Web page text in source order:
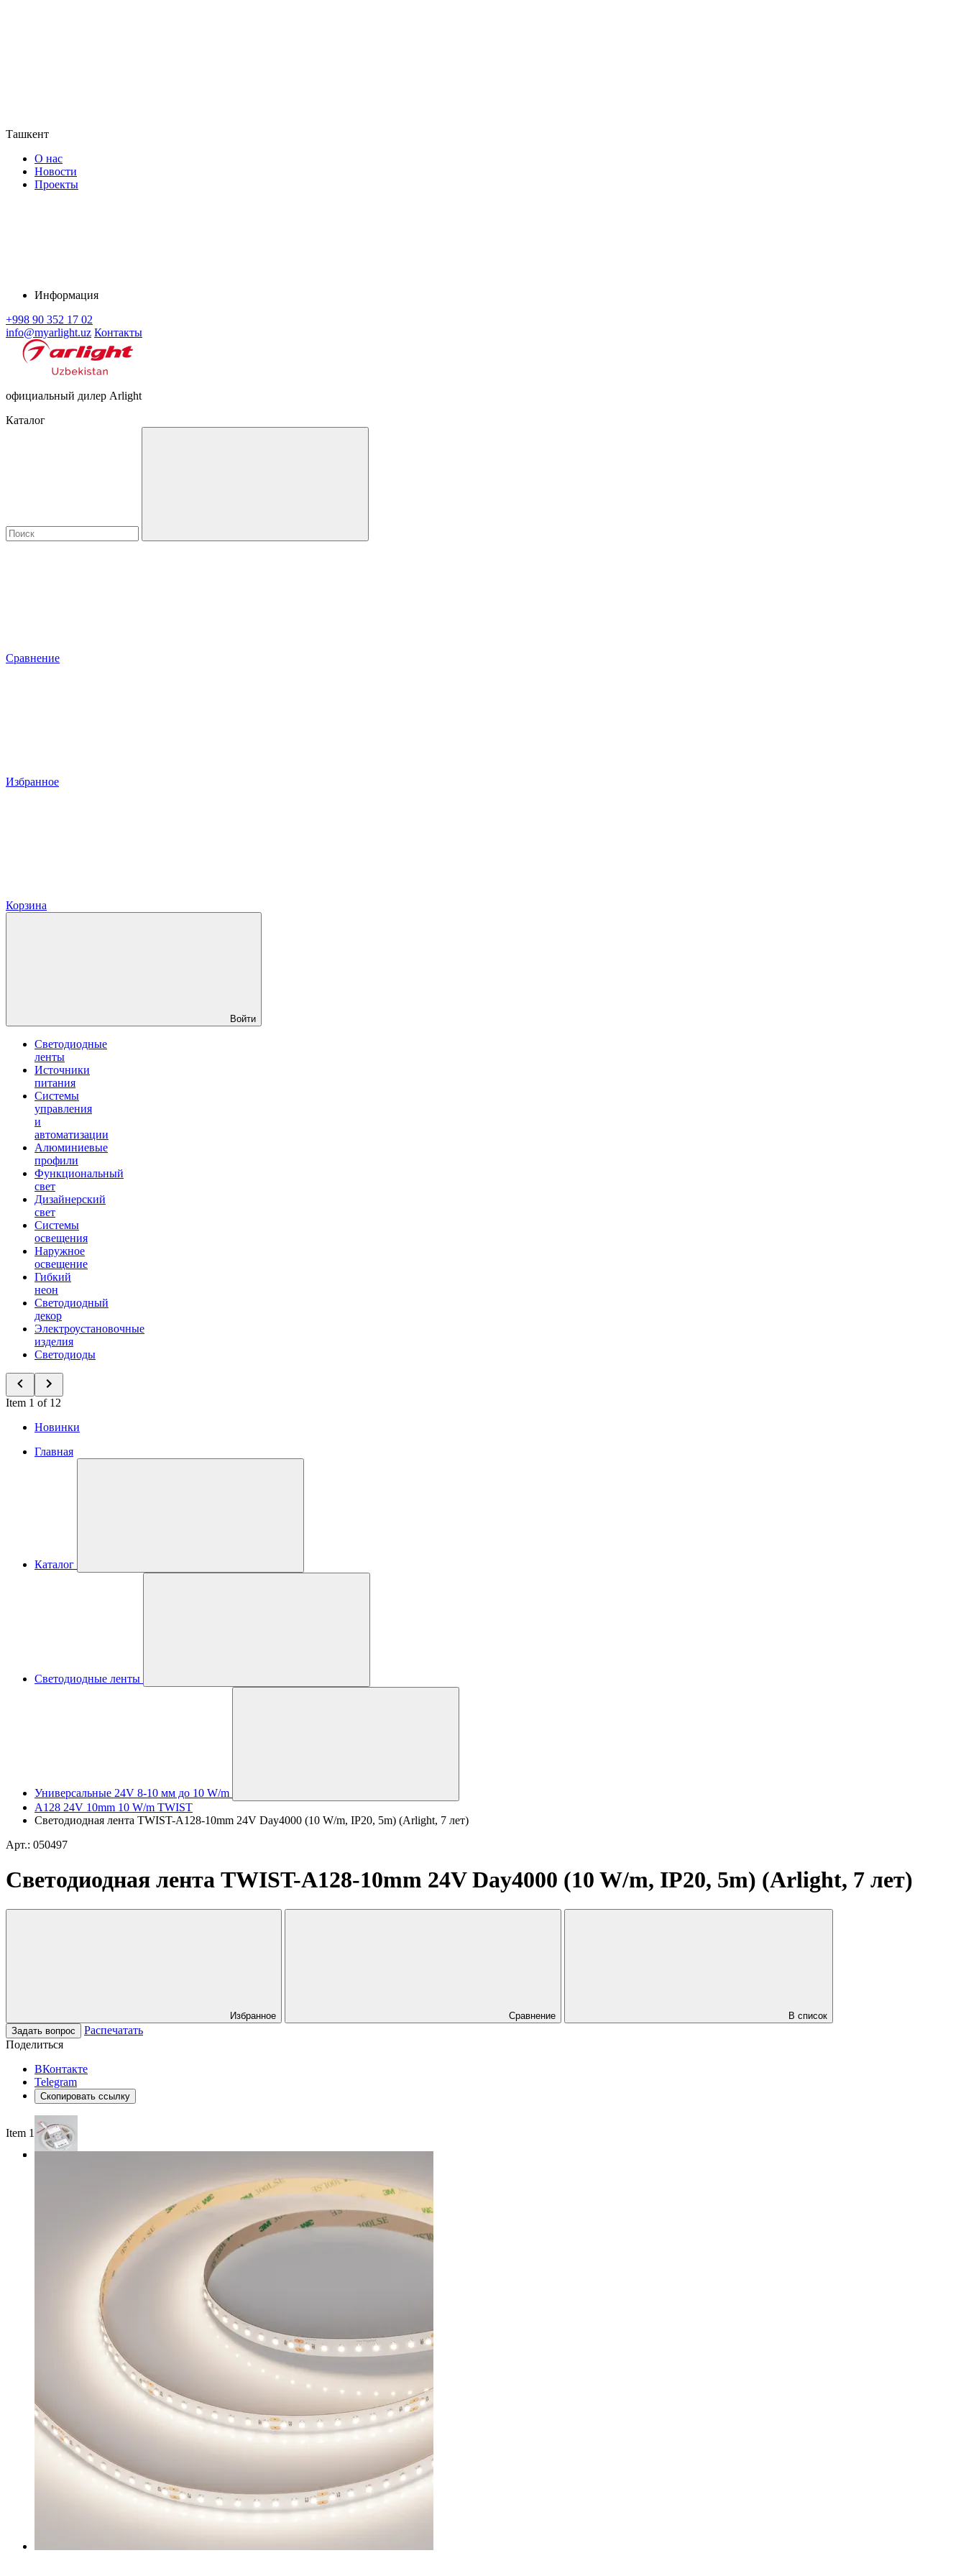
Ташкент
О нас
Новости
Проекты
Информация
+998 90 352 17 02
info@myarlight.uz Контакты
официальный дилер Arlight
Каталог
Сравнение
Избранное
Корзина
Войти
Светодиодные
ленты
Источники
питания
Системы
управления
и
автоматизации
Алюминиевые
профили
Функциональный
свет
Дизайнерский
свет
Системы
освещения
Наружное
освещение
Гибкий
неон
Светодиодный
декор
Электроустановочные
изделия
Светодиоды
Item 1 of 12
Новинки
Главная
Каталог
Светодиодные ленты
Универсальные 24V 8-10 мм до 10 W/m
A128 24V 10mm 10 W/m TWIST
Светодиодная лента TWIST-A128-10mm 24V Day4000 (10 W/m, IP20, 5m) (Arlight, 7 лет)
Арт.: 050497
Светодиодная лента TWIST-A128-10mm 24V Day4000 (10 W/m, IP20, 5m) (Arlight, 7 лет)
Избранное Сравнение
В список
Задать вопрос
Распечатать
Поделиться
ВКонтакте
Telegram
Скопировать ссылку
Item 1 of 3